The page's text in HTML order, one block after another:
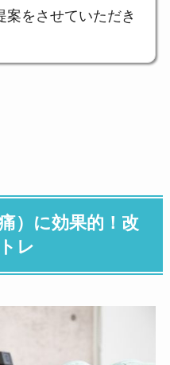
案をさせていただき
）に効果的！改
レ